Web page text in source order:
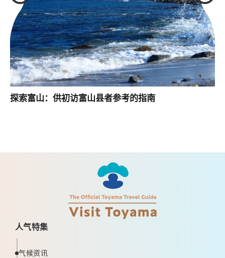
探索富山：供初访富山县者参考的指南
人气特集
气候资讯